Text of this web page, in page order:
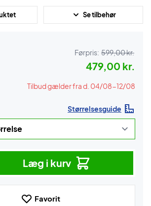
Se tilbehør
Førpris: 599,00 kr.
479,00 kr.
Tilbud gælder fra d. 04/08-12/08
Størrelsesguide
Læg i kurv
Favorit